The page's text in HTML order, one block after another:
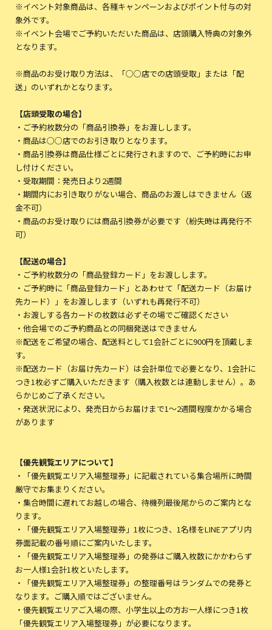
※イベント対象商品は、各種キャンペーンおよびポイント付与の対
象外です。
※イベント会場でご予約いただいた商品は、店頭購入特典の対象外
となります。
※商品のお受け取り方法は、「○○店での店頭受取」または「配
送」のいずれかとなります。
【店頭受取の場合】
・ご予約枚数分の「商品引換券」をお渡しします。
・商品は○○店でのお引き取りとなります。
・商品引換券は商品仕様ごとに発行されますので、ご予約時にお申
し付けください。
・受取期間：発売日より2週間
・期間内にお引き取りがない場合、商品のお渡しはできません（返
金不可）
・商品のお受け取りには商品引換券が必要です（紛失時は再発行不
可）
【配送の場合】
・ご予約枚数分の「商品登録カード」をお渡しします。
・ご予約時に「商品登録カード」とあわせて「配送カード（お届け
先カード）」をお渡しします（いずれも再発行不可）
・お渡しする各カードの枚数は必ずその場でご確認ください
・他会場でのご予約商品との同梱発送はできません
※配送をご希望の場合、配送料として1会計ごとに900円を頂戴しま
す。
※配送カード（お届け先カード）は会計単位で必要となり、1会計に
つき1枚必ずご購入いただきます（購入枚数とは連動しません）。あ
らかじめご了承ください。
・発送状況により、発売日からお届けまで1～2週間程度かかる場合
があります
【優先観覧エリアについて】
・「優先観覧エリア入場整理券」に記載されている集合場所に時間
厳守でお集まりください。
・集合時間に遅れてお越しの場合、待機列最後尾からのご案内とな
ります。
・「優先観覧エリア入場整理券」1枚につき、1名様をLINEアプリ内
券面記載の番号順にご案内いたします。
・「優先観覧エリア入場整理券」の発券はご購入枚数にかかわらず
お一人様1会計1枚といたします。
・「優先観覧エリア入場整理券」の整理番号はランダムでの発券と
なります。ご購入順ではございません。
・優先観覧エリアご入場の際、小学生以上の方お一人様につき1枚
「優先観覧エリア入場整理券」が必要になります。